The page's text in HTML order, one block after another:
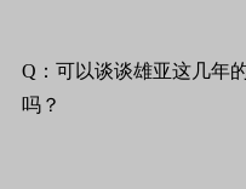
Q：可以谈谈雄亚这几年
吗？